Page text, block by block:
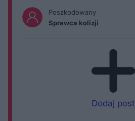
Poszkodowany
Sprawca kolizji
Dodaj post